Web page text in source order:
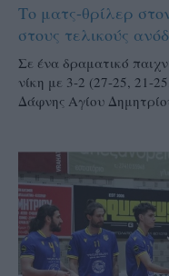
Το ματς-θρίλερ
στους τελικούς
Σε ένα δραματικό
νίκη με 3-2 (27-25, 21-
Δάφνης Αγίου